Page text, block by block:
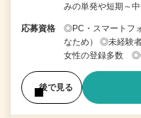
みの単発や短期～
応募資格
◎PC・スマートフ
なため） ◎未経験
女性の登録多数 ◎
後で見る